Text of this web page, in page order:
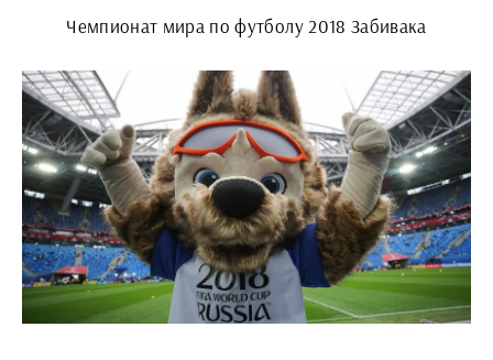
Чемпионат мира по футболу 2018 Забивака